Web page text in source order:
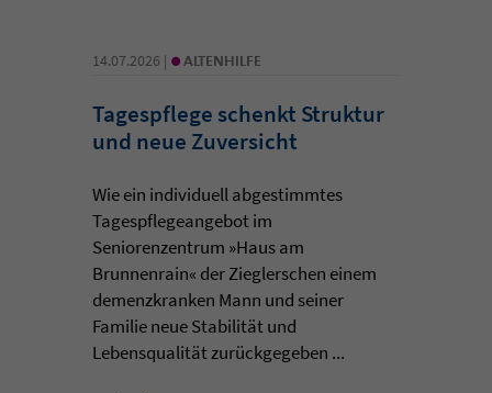
14.07.2026 | • ALTENHILFE
Tagespflege schenkt Struktur
und neue Zuversicht
Wie ein individuell abgestimmtes
Tagespflegeangebot im
Seniorenzentrum »Haus am
Brunnenrain« der Zieglerschen einem
demenzkranken Mann und seiner
Familie neue Stabilität und
Lebensqualität zurückgegeben ...